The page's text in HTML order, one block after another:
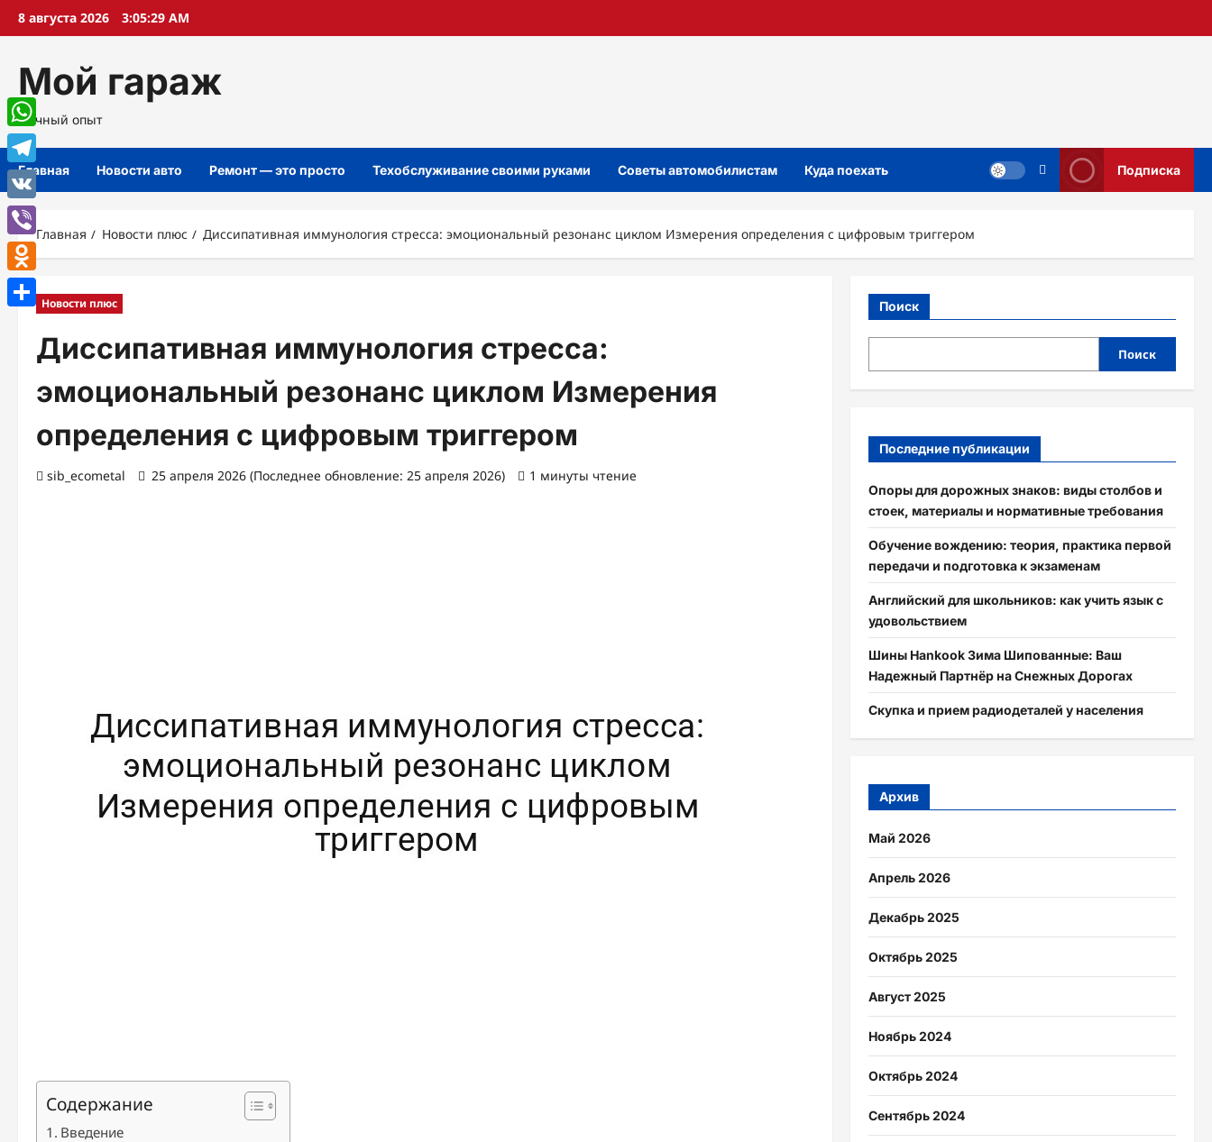
Перейти
8 августа 2026 3:05:30 AM
Мой гараж
Личный опыт
Главная Новости авто Ремонт — это просто Техобслуживание своими руками Советы автомобилистам Куда поехать Подписка
Главная Новости плюс Диссипативная иммунология стресса: эмоциональный резонанс циклом Измерения определения с цифровым триггером
Новости плюс
Диссипативная иммунология стресса:
эмоциональный резонанс циклом Измерения
определения с цифровым триггером
sib_ecometal 25 апреля 2026 (Последнее обновление: 25 апреля 2026) 1 минуты чтение
Содержание
Введение
Поиск
Поиск
Последние публикации
Опоры для дорожных знаков: виды столбов и
стоек, материалы и нормативные требования
Обучение вождению: теория, практика первой
передачи и подготовка к экзаменам
Английский для школьников: как учить язык с
удовольствием
Шины Hankook Зима Шипованные: Ваш
Надежный Партнёр на Снежных Дорогах
Скупка и прием радиодеталей у населения
Архив
Май 2026
Апрель 2026
Декабрь 2025
Октябрь 2025
Август 2025
Ноябрь 2024
Октябрь 2024
Сентябрь 2024
WhatsApp
Telegram
VK
Viber
Odnoklassniki